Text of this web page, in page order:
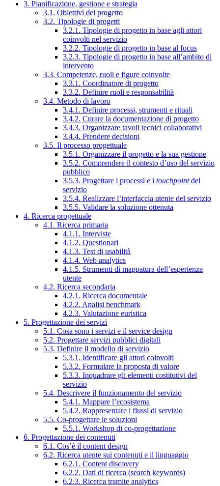
3. Pianificazione, gestione e strategia
3.1. Obiettivi del progetto
3.2. Tipologie di progetti
3.2.1. Tipologie di progetto in base agli attori
coinvolti nel servizio
3.2.2. Tipologie di progetto in base al focus
3.2.3. Tipologie di progetto in base all’ambito di
intervento
3.3. Competenze, ruoli e figure coinvolte
3.3.1. Coordinatore di progetto
3.3.2. Definire ruoli e responsabilità
3.4. Metodo di lavoro
3.4.1. Definire processi, strumenti e rituali
3.4.2. Curare la documentazione di progetto
3.4.3. Organizzare tavoli tecnici collaborativi
3.4.4. Prendere decisioni
3.5. Il processo progettuale
3.5.1. Organizzare il progetto e la sua gestione
3.5.2. Comprendere il contesto d’uso del servizio
pubblico
3.5.3. Progettare i processi e i touchpointdel
servizio
3.5.4. Realizzare l’interfaccia utente del servizio
3.5.5. Validare la soluzione ottenuta
4. Ricerca progettuale
4.1. Ricerca primaria
4.1.1. Interviste
4.1.2. Questionari
4.1.3. Test di usabilità
4.1.4. Web analytics
4.1.5. Strumenti di mappatura dell’esperienza
utente
4.2. Ricerca secondaria
4.2.1. Ricerca documentale
4.2.2. Analisi benchmark
4.2.3. Valutazione euristica
5. Progettazione dei servizi
5.1. Cosa sono i servizi e il service design
5.2. Progettare servizi pubblici digitali
5.3. Definire il modello di servizio
5.3.1. Identificare gli attori coinvolti
5.3.2. Formulare la proposta di valore
5.3.3. Inquadrare gli elementi costitutivi del
servizio
5.4. Descrivere il funzionamento del servizio
5.4.1. Mappare l’ecosistema
5.4.2. Rappresentare i flussi di servizio
5.5. Co-progettare le soluzioni
5.5.1. Workshop di co-progettazione
6. Progettazione dei contenuti
6.1. Cos’è il content design
6.2. Ricerca utente sui contenuti e il linguaggio
6.2.1. Content discovery
6.2.2. Dati di ricerca (search keywords)
6.2.3. Ricerca tramite analytics